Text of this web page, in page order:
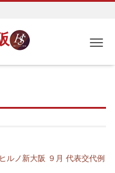
ルノ新大阪 ９月 代表交代例